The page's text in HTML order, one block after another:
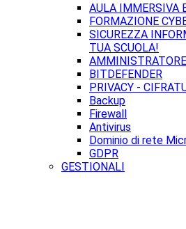
AULA IMMERSIVA
FORMAZIONE
SICUREZZA
TUA SCUOLA!
BITDEFENDER
PRIVACY -
Backup
Firewall
Antivirus
Dominio di rete
GDPR
GESTIONALI